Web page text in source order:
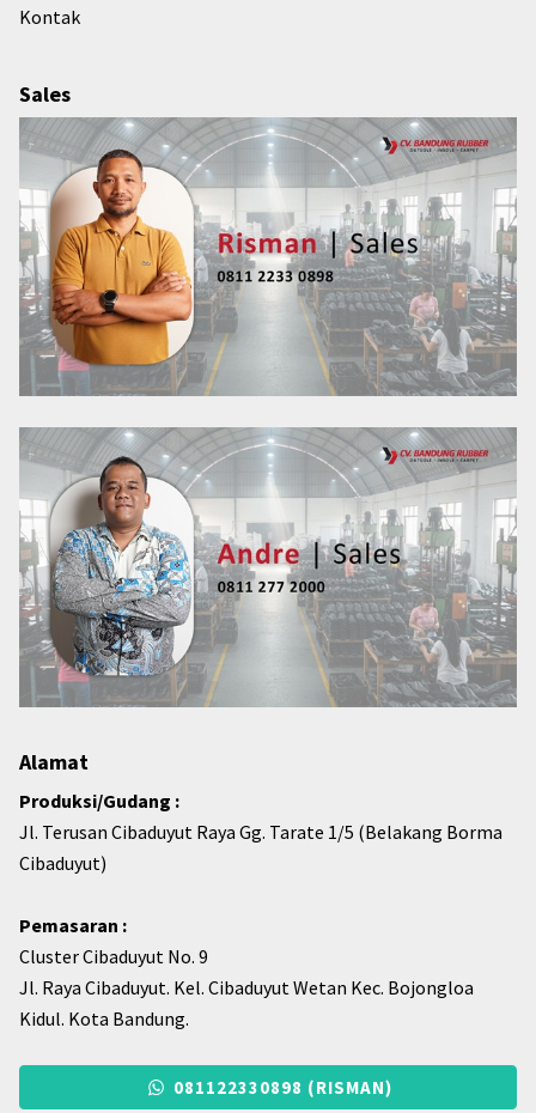
Kontak
Sales
Alamat
Produksi/Gudang :
Jl. Terusan Cibaduyut Raya Gg. Tarate 1/5 (Belakang Borma
Cibaduyut)
Pemasaran :
Cluster Cibaduyut No. 9
Jl. Raya Cibaduyut. Kel. Cibaduyut Wetan Kec. Bojongloa
Kidul. Kota Bandung.
081122330898 (RISMAN)